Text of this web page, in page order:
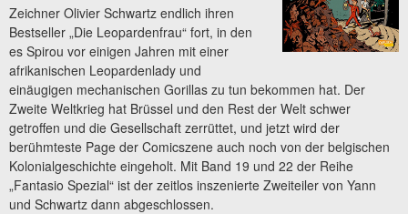
Zeichner Olivier Schwartz endlich ihren
Bestseller „Die Leopardenfrau“ fort, in den
es Spirou vor einigen Jahren mit einer
afrikanischen Leopardenlady und
einäugigen mechanischen Gorillas zu tun bekommen hat. Der
Zweite Weltkrieg hat Brüssel und den Rest der Welt schwer
getroffen und die Gesellschaft zerrüttet, und jetzt wird der
berühmteste Page der Comicszene auch noch von der belgischen
Kolonialgeschichte eingeholt. Mit Band 19 und 22 der Reihe
„Fantasio Spezial“ ist der zeitlos inszenierte Zweiteiler von Yann
und Schwartz dann abgeschlossen.